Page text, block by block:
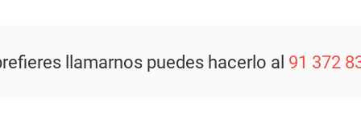
llamarnos puedes hacerlo al 91 372